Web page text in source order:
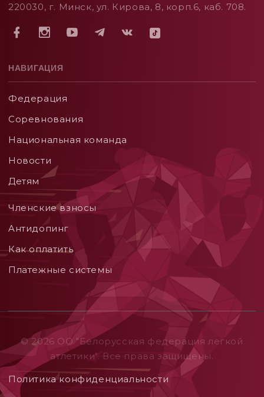
220030, г. Минск, ул. Кирова, 8, корп.6, каб. 708.
НАВИГАЦИЯ
Федерация
Соревнования
Национальная команда
Новости
Детям
Членские взносы
Aнтидопинг
Как оплатить
Платежные системы
© 2026 ОO "Белорусская федерация легкой
атлетики". Все права защищены.
Политика конфиденциальности